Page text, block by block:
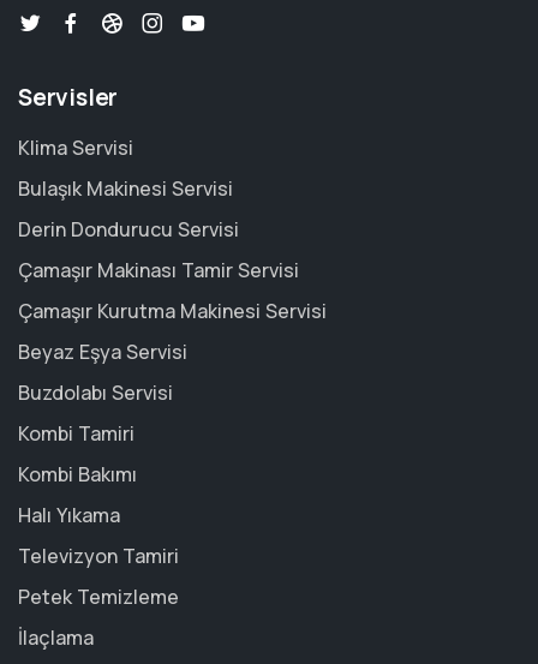
Servisler
Klima Servisi
Bulaşık Makinesi Servisi
Derin Dondurucu Servisi
Çamaşır Makinası Tamir Servisi
Çamaşır Kurutma Makinesi Servisi
Beyaz Eşya Servisi
Buzdolabı Servisi
Kombi Tamiri
Kombi Bakımı
Halı Yıkama
Televizyon Tamiri
Petek Temizleme
İlaçlama